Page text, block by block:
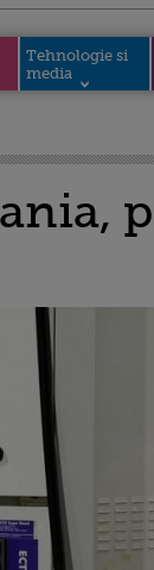
Tehnologie si
media